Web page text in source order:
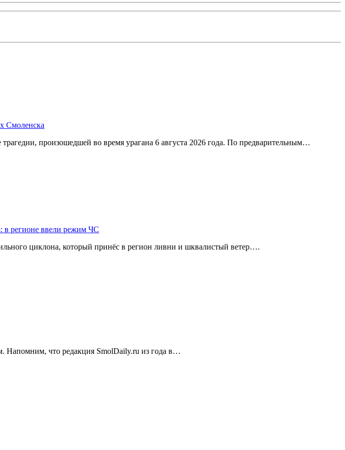
Смоленска
произошедшей во время урагана 6 августа 2026 года. По предварительным…
в регионе ввели режим ЧС
циклона, который принёс в регион ливни и шквалистый ветер….
Напомним, что редакция SmolDaily.ru из года в…